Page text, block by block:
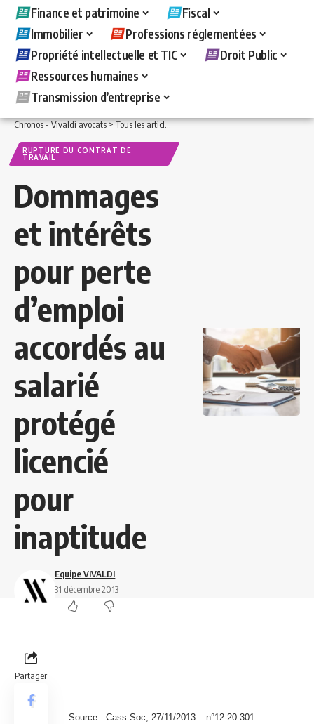
Finance et patrimoine
Fiscal
Immobilier
Professions réglementées
Propriété intellectuelle et TIC
Droit Public
Ressources humaines
Transmission d’entreprise
Chronos - Vivaldi avocats>Tous les articles >Ressources humaines>Rupture
RUPTURE DU CONTRAT DE
TRAVAIL
Dommages
et intérêts
pour perte
d’emploi
accordés au
salarié
protégé
licencié
pour
inaptitude
Equipe VIVALDI
31 décembre 2013
Partager
Source : Cass.Soc, 27/11/2013 – n°12-20.301